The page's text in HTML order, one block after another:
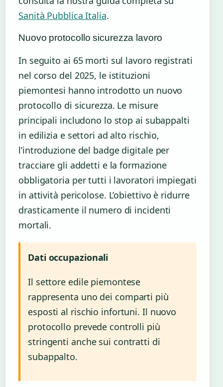
Sanità Pubblica Italia.
Nuovo protocollo sicurezza lavoro
In seguito ai 65 morti sul lavoro registrati
nel corso del 2025, le istituzioni
piemontesi hanno introdotto un nuovo
protocollo di sicurezza. Le misure
principali includono lo stop ai subappalti
in edilizia e settori ad alto rischio,
l’introduzione del badge digitale per
tracciare gli addetti e la formazione
obbligatoria per tutti i lavoratori impiegati
in attività pericolose. L’obiettivo è ridurre
drasticamente il numero di incidenti
mortali.
Dati occupazionali
Il settore edile piemontese
rappresenta uno dei comparti più
esposti al rischio infortuni. Il nuovo
protocollo prevede controlli più
stringenti anche sui contratti di
subappalto.